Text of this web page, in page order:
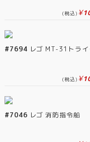
(税込) ¥
#7694 レゴ MT-31トライ
(税込) ¥
#7046 レゴ 消防指令船